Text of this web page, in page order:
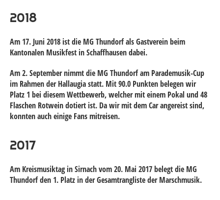
2018
Am 17. Juni 2018 ist die MG Thundorf als Gastverein beim
Kantonalen Musikfest in Schaffhausen dabei.
Am 2. September nimmt die MG Thundorf am Parademusik-Cup
im Rahmen der Hallaugia statt. Mit 90.0 Punkten belegen wir
Platz 1 bei diesem Wettbewerb, welcher mit einem Pokal und 48
Flaschen Rotwein dotiert ist. Da wir mit dem Car angereist sind,
konnten auch einige Fans mitreisen.
2017
Am Kreismusiktag in Sirnach vom 20. Mai 2017 belegt die MG
Thundorf den 1. Platz in der Gesamtrangliste der Marschmusik.